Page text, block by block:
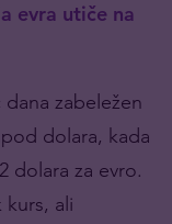
evra utiče na
zabeležen
dolara, kada
dolara za evro.
ali